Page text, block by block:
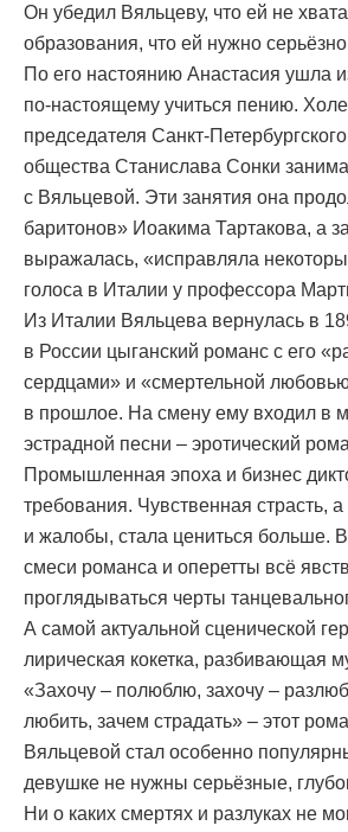
Он убедил Вяльцеву, что ей не
образования, что ей нужно
По его настоянию Анастасия ушла
по-настоящему учиться пению.
председателя Санкт-
общества Станислава Сонки
с Вяльцевой. Эти занятия она
баритонов» Иоакима Тартакова, а
выражалась, «исправляла
голоса в Италии у профессора
Из Италии Вяльцева вернулась в
в России цыганский романс с его
сердцами» и «смертельной
в прошлое. На смену ему входил в
эстрадной песни – эротический
Промышленная эпоха и бизнес
требования. Чувственная страсть,
и жалобы, стала цениться больше.
смеси романса и оперетты всё
проглядываться черты
А самой актуальной сценической
лирическая кокетка, разбивающая
«Захочу – полюблю, захочу –
любить, зачем страдать» – этот
Вяльцевой стал особенно
девушке не нужны серьёзные,
Ни о каких смертях и разлуках не